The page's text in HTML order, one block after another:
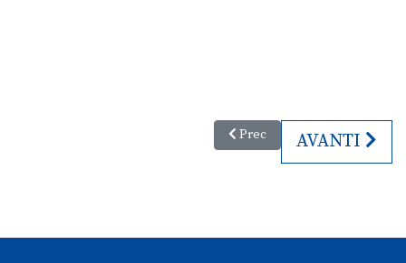
Articolo precedente:
Prec ARTICOLO
AVANTI